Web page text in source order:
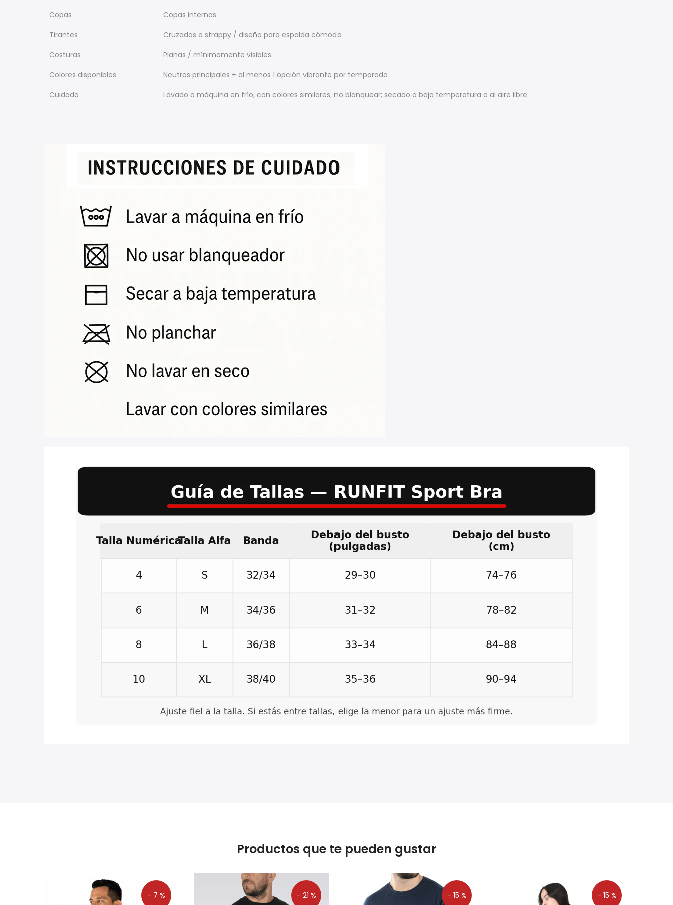
Copas
Copas internas
Tirantes
Cruzados o strappy / diseño para espalda cómoda
Costuras
Planas / mínimamente visibles
Colores disponibles
Neutros principales + al menos 1 opción vibrante por temporada
Cuidado
Lavado a máquina en frío, con colores similares; no blanquear; secado a baja temperatura o al aire libre
Productos que te pueden gustar
- 7 % - 21 % - 15 %
- 15 %